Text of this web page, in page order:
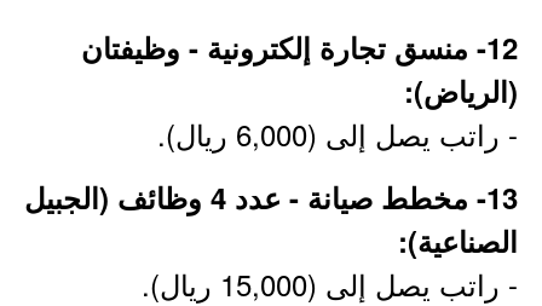
12- منسق تجارة إلكترونية - وظيفتان
(الرياض):
- راتب يصل إلى (6,000 ريال).
13- مخطط صيانة - عدد 4 وظائف (الجبيل
الصناعية):
- راتب يصل إلى (15,000 ريال).